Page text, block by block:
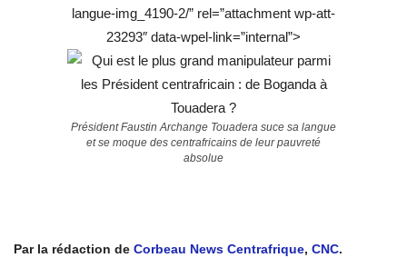
langue-img_4190-2/” rel=”attachment wp-att-
23293″ data-wpel-link=”internal”>
Président Faustin Archange Touadera suce sa langue
et se moque des centrafricains de leur pauvreté
absolue
Par la rédaction de Corbeau News Centrafrique, CNC.